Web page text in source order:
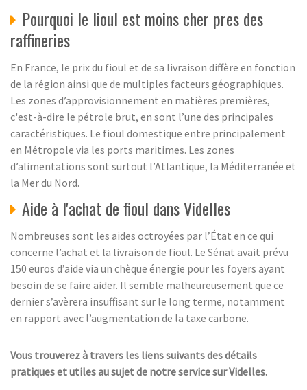
Pourquoi le lioul est moins cher pres des
raffineries
En France, le prix du fioul et de sa livraison diffère en fonction
de la région ainsi que de multiples facteurs géographiques.
Les zones d’approvisionnement en matières premières,
c'est-à-dire le pétrole brut, en sont l’une des principales
caractéristiques. Le fioul domestique entre principalement
en Métropole via les ports maritimes. Les zones
d’alimentations sont surtout l’Atlantique, la Méditerranée et
la Mer du Nord.
Aide à l'achat de fioul dans Videlles
Nombreuses sont les aides octroyées par l’État en ce qui
concerne l’achat et la livraison de fioul. Le Sénat avait prévu
150 euros d’aide via un chèque énergie pour les foyers ayant
besoin de se faire aider. Il semble malheureusement que ce
dernier s’avèrera insuffisant sur le long terme, notamment
en rapport avec l’augmentation de la taxe carbone.
Vous trouverez à travers les liens suivants des détails
pratiques et utiles au sujet de notre service sur Videlles.